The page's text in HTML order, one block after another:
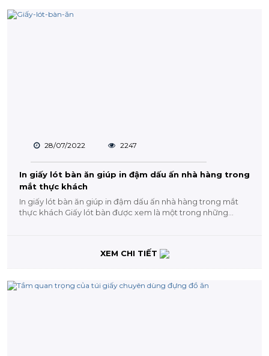
28/07/2022 2247
In giấy lót bàn ăn giúp in đậm dấu ấn nhà hàng trong
mắt thực khách
In giấy lót bàn ăn giúp in đậm dấu ấn nhà hàng trong mắt
thực khách Giấy lót bàn được xem là một trong những...
XEM CHI TIẾT